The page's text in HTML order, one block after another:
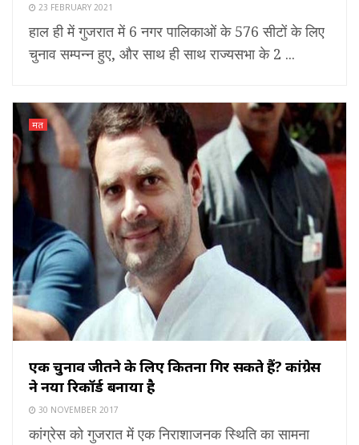
23 FEBRUARY 2021
हाल ही में गुजरात में 6 नगर पालिकाओं के 576 सीटों के लिए
चुनाव सम्पन्न हुए, और साथ ही साथ राज्यसभा के 2 ...
मत
एक चुनाव जीतने के लिए कितना गिर सकते हैं? कांग्रेस
ने नया रिकॉर्ड बनाया है
30 NOVEMBER 2017
कांग्रेस को गुजरात में एक निराशाजनक स्थिति का सामना